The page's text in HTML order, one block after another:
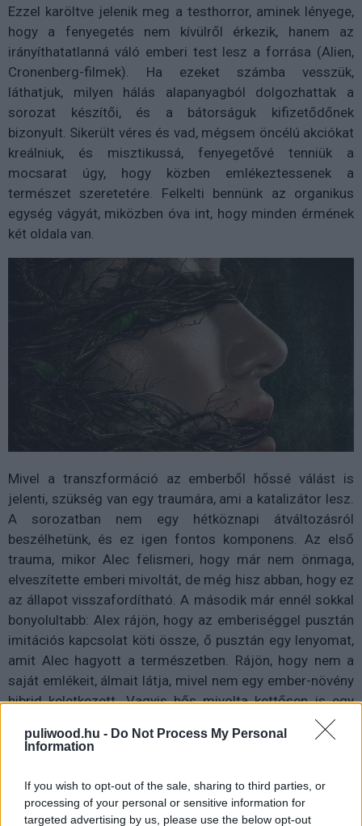
puliwood.hu - Do Not Process My Personal
Information
If you wish to opt-out of the sale, sharing to third parties, or
processing of your personal or sensitive information for
targeted advertising by us, please use the below opt-out
Ezzel karöltve jelenik meg a testhorror, aminek lényege,
hogy a fenyegetés nem kívülről érkezik, hanem az
irányíthatatlanná váló emberi test lesz a forrása (Alien,
Cronenberg-filmek). Ha ezeket számba vesszük,
láthatjuk, milyen hálás alapanyagból dolgozhattak a
sorozat készítői, és a bátorságuk kifizetődőnek
bizonyult. Sikerült véres és vad, mégsem öncélú akciókat
kreálniuk, és misztikussá, fenyegetővé tenniük a
mocsarat úgy, hogy közben emlékeztessenek a
természet szeretetére. Felkelti bennünk az organikus
egység vágyát, miközben óva int, hogy minden érmének
két oldala van.
Mivel a transzformáció az emberből hőssé válást is
jelenti, szükség van egy traumára, ami a katalizátor lesz.
A sorozatban nem egy hétköznapi átváltozásról
beszélhetünk, és ez igen fontos komponens. Az első
trauma, mikor Alec felismeri, hogy már nem önmaga,
elveszítette emberi mivoltát, de még hisz abban, hogy ez
az állapot visszafordítható. A második már ennél sokkal
bonyolultabb: Alex rájön, hogy az emberiséggel pusztán
imitációs kapcsolat köti össze, ő pusztán egy lenyomat,
amit Alec hagyott a természetben. Rájön, hogy nem a
saját emlékeit, álmait látja, mivel nem egy ember-növény
hibrid keletkezett. Vagyis hős mivolta kettősen is egy
És sajnos a sorozatban történetünk körülbelül itt ér
meg, Alec hogyan lesz mediátor a humán és a "Zöld"
között, vagyis hogyan válik pusztán posztmodern